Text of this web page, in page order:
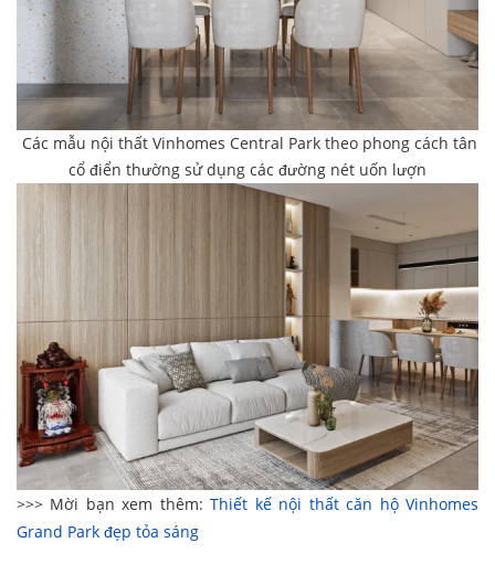
Các mẫu nội thất Vinhomes Central Park theo phong cách tân
cổ điển thường sử dụng các đường nét uốn lượn
>>> Mời bạn xem thêm:Thiết kế nội thất căn hộ Vinhomes
Grand Park đẹp tỏa sáng